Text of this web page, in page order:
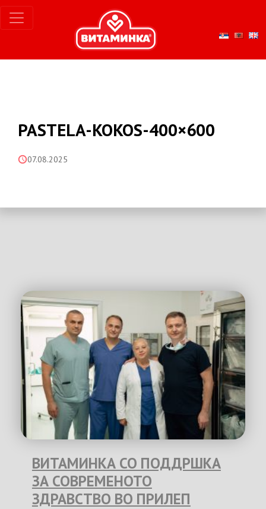
PASTELA-KOKOS-400×600
07.08.2025
ВИТАМИНКА СО ПОДДРШКА
ЗА СОВРЕМЕНОТО
ЗДРАВСТВО ВО ПРИЛЕП